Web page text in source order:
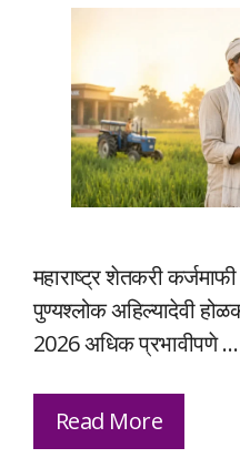
महाराष्ट्र शेतकरी
पुण्यश्लोक अहिल्यादेवी
2026 अधिक प्रभावीपणे …
Read More